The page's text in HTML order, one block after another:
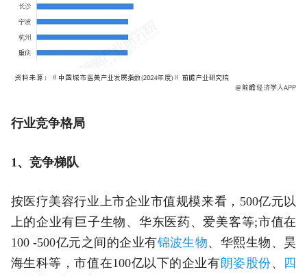
行业竞争格局
1、竞争梯队
按医疗美容行业上市企业市值规模来看，500亿元以
上的企业有巨子生物、华东医药、爱美客等;市值在
100 -500亿元之间的企业有锦波生物、华熙生物、昊
海生科等，市值在100亿以下的企业有朗姿股份、
四